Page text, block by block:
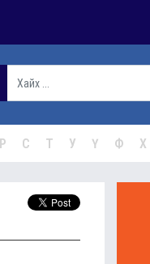
Р С Т У Ү Ф Х